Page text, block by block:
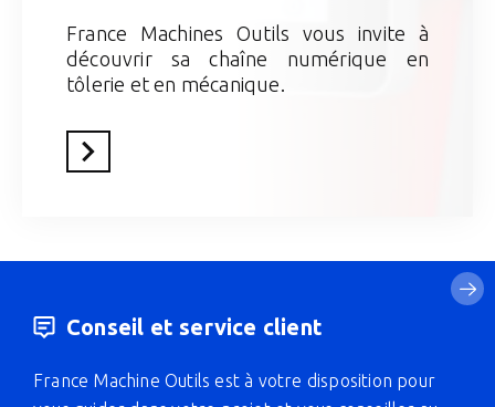
France Machines Outils vous invite à
découvrir sa chaîne numérique en
tôlerie et en mécanique.
En savoir plus
Conseil et service client
France Machine Outils est à votre disposition pour